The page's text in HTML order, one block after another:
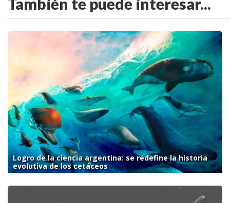
Logro de la ciencia argentina: se redefine la historia
evolutiva de los cetáceos